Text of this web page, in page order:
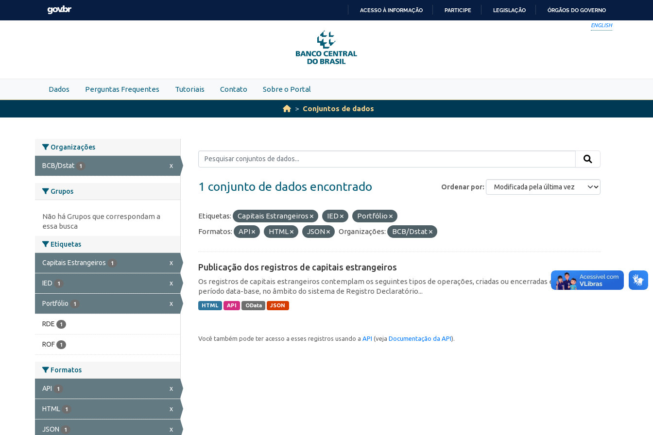
Skip to main content
PARA
O
CONTEÚDO
ACESSO À INFORMAÇÃO PARTICIPE LEGISLAÇÃO ÓRGÃOS DO GOVERNO
ENGLISH
Dados Perguntas Frequentes Tutoriais Contato Sobre o Portal
Conjuntos de dados
Organizações
BCB/Dstat 1 x
Grupos
Não há Grupos que correspondam a
essa busca
Etiquetas
Capitais Estrangeiros 1 x
IED 1 x
Portfólio 1 x
RDE 1
ROF 1
Formatos
API 1 x
HTML 1 x
JSON 1 x
Ordenar por
1 conjunto de dados encontrado
Etiquetas: Capitais Estrangeiros IED
Portfólio
Formatos:
API HTML JSON Organizações: BCB/Dstat
Publicação dos registros de capitais estrangeiros
Os registros de capitais estrangeiros contemplam os seguintes tipos de operações, criadas ou encerradas em cada
período data-base, no âmbito do sistema de Registro Declaratório...
HTML API OData JSON
Você também pode ter acesso a esses registros usando a API (veja Documentação da API).